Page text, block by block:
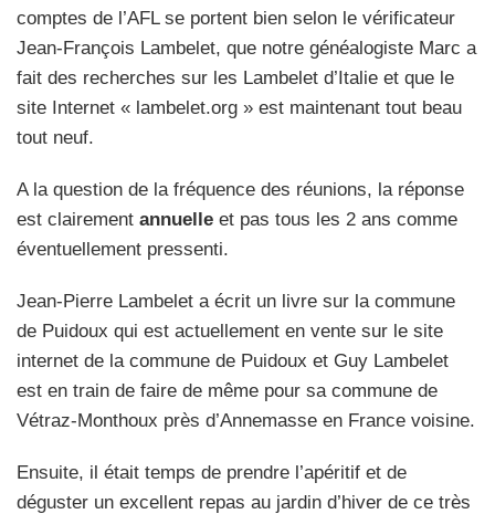
comptes de l’AFL se portent bien selon le vérificateur
Jean-François Lambelet, que notre généalogiste Marc a
fait des recherches sur les Lambelet d’Italie et que le
site Internet « lambelet.org » est maintenant tout beau
tout neuf.
A la question de la fréquence des réunions, la réponse
est clairement annuelle et pas tous les 2 ans comme
éventuellement pressenti.
Jean-Pierre Lambelet a écrit un livre sur la commune
de Puidoux qui est actuellement en vente sur le site
internet de la commune de Puidoux et Guy Lambelet
est en train de faire de même pour sa commune de
Vétraz-Monthoux près d’Annemasse en France voisine.
Ensuite, il était temps de prendre l’apéritif et de
déguster un excellent repas au jardin d’hiver de ce très